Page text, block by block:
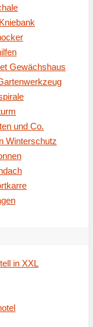
Gewächshaus
und Co.
Winterschutz
in XXL